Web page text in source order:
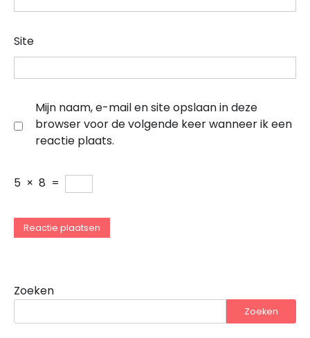
Site
Mijn naam, e-mail en site opslaan in deze
browser voor de volgende keer wanneer ik een
reactie plaats.
5 × 8 =
Zoeken
Zoeken